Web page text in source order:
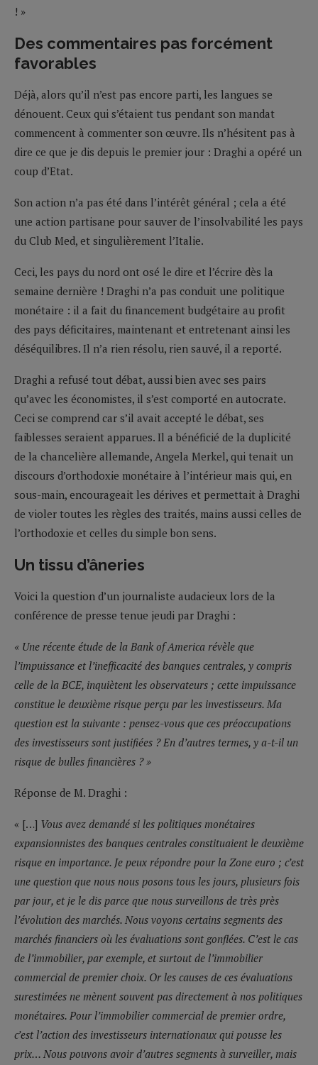
! »
Des commentaires pas forcément
favorables
Déjà, alors qu’il n’est pas encore parti, les langues se
dénouent. Ceux qui s’étaient tus pendant son mandat
commencent à commenter son œuvre. Ils n’hésitent pas à
dire ce que je dis depuis le premier jour : Draghi a opéré un
coup d’Etat.
Son action n’a pas été dans l’intérêt général ; cela a été
une action partisane pour sauver de l’insolvabilité les pays
du Club Med, et singulièrement l’Italie.
Ceci, les pays du nord ont osé le dire et l’écrire dès la
semaine dernière ! Draghi n’a pas conduit une politique
monétaire : il a fait du financement budgétaire au profit
des pays déficitaires, maintenant et entretenant ainsi les
déséquilibres. Il n’a rien résolu, rien sauvé, il a reporté.
Draghi a refusé tout débat, aussi bien avec ses pairs
qu’avec les économistes, il s’est comporté en autocrate.
Ceci se comprend car s’il avait accepté le débat, ses
faiblesses seraient apparues. Il a bénéficié de la duplicité
de la chancelière allemande, Angela Merkel, qui tenait un
discours d’orthodoxie monétaire à l’intérieur mais qui, en
sous-main, encourageait les dérives et permettait à Draghi
de violer toutes les règles des traités, mains aussi celles de
l’orthodoxie et celles du simple bon sens.
Un tissu d’âneries
Voici la question d’un journaliste audacieux lors de la
conférence de presse tenue jeudi par Draghi :
« Une récente étude de la Bank of America révèle que
l’impuissance et l’inefficacité des banques centrales, y compris
celle de la BCE, inquiètent les observateurs ; cette impuissance
constitue le deuxième risque perçu par les investisseurs. Ma
question est la suivante : pensez-vous que ces préoccupations
des investisseurs sont justifiées ? En d’autres termes, y a-t-il un
risque de bulles financières ? »
Réponse de M. Draghi :
« […] Vous avez demandé si les politiques monétaires
expansionnistes des banques centrales constituaient le deuxième
risque en importance. Je peux répondre pour la Zone euro ; c’est
une question que nous nous posons tous les jours, plusieurs fois
par jour, et je le dis parce que nous surveillons de très près
l’évolution des marchés. Nous voyons certains segments des
marchés financiers où les évaluations sont gonflées. C’est le cas
de l’immobilier, par exemple, et surtout de l’immobilier
commercial de premier choix. Or les causes de ces évaluations
surestimées ne mènent souvent pas directement à nos politiques
monétaires. Pour l’immobilier commercial de premier ordre,
c’est l’action des investisseurs internationaux qui pousse les
prix… Nous pouvons avoir d’autres segments à surveiller, mais